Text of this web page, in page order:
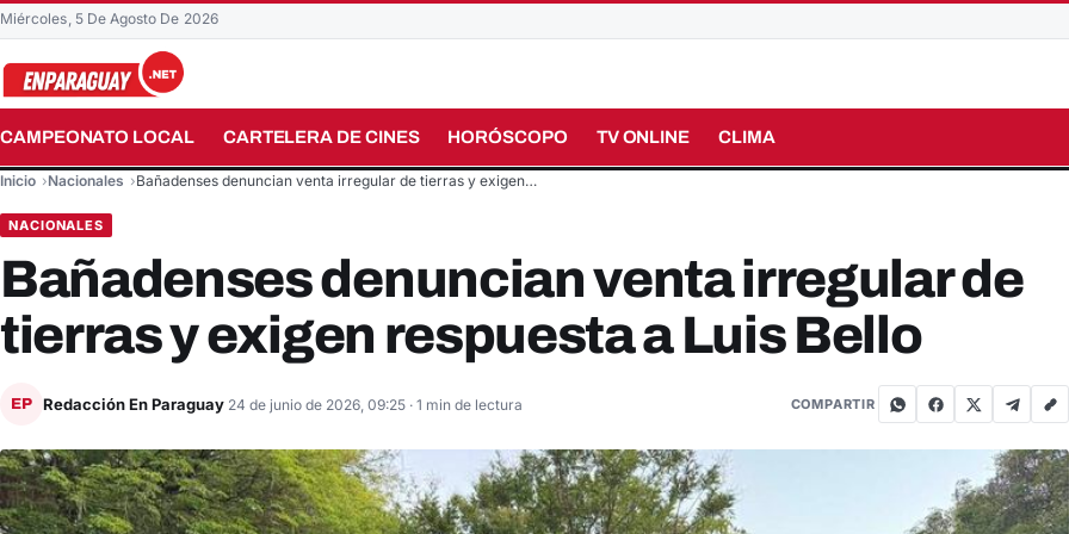
Miércoles, 5 De Agosto De 2026
CAMPEONATO LOCAL CARTELERA DE CINES HORÓSCOPO TV ONLINE CLIMA
Buscar en el sitio
Inicio Nacionales Bañadenses denuncian venta irregular de tierras y exigen…
NACIONALES
Bañadenses denuncian venta irregular de
tierras y exigen respuesta a Luis Bello
EP Redacción En Paraguay 24 de junio de 2026, 09:25 · 1 min de lectura COMPARTIR